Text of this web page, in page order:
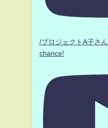
/プロジェクトA子さ
chance!